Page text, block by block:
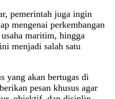
pemerintah juga ingin
mengenai perkembangan
maritim, hingga
menjadi salah satu
yang akan bertugas di
pesan khusus agar